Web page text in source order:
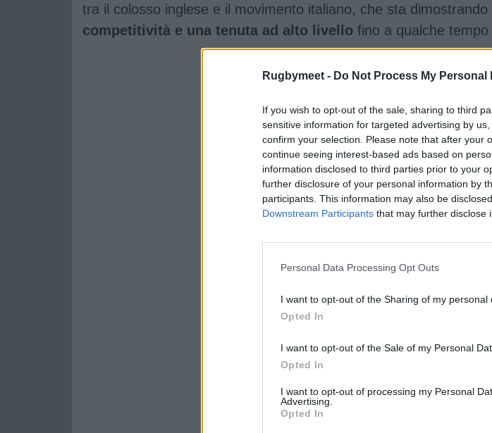
Rugbymeet - Do Not Process My Personal
If you wish to opt-out of the sale, sharing to third
sensitive information for targeted advertising by
confirm your selection. Please note that after your
continue seeing interest-based ads based on
information disclosed to third parties prior to your
further disclosure of your personal information by
participants. This information may also be
Downstream Participants that may further disclose
Personal Data Processing Opt Outs
I want to opt-out of the Sharing of my personal
Opted In
I want to opt-out of the Sale of my Personal
Opted In
I want to opt-out of processing my Personal
Advertising.
Opted In
tra il colosso inglese e il movimento italiano, che sta dimostrando
competitività e una tenuta ad alto livello fino a qualche